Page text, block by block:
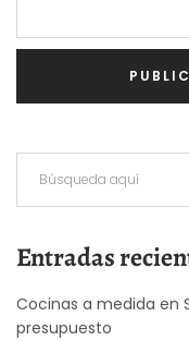
Entradas
Cocinas a medida en
presupuesto